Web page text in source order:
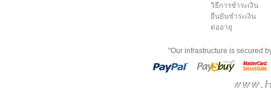
วิธีการชำระเงิน
ยืนยันชำระเงิน
ต่ออายุ
"Our infrastructure is secured